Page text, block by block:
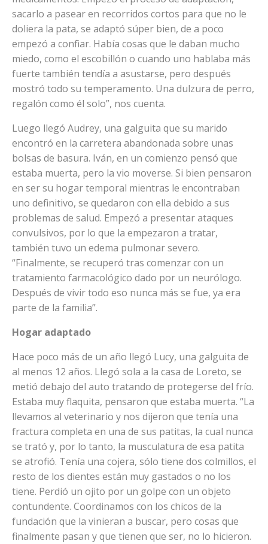
sacarlo a pasear en recorridos cortos para que no le
doliera la pata, se adaptó súper bien, de a poco
empezó a confiar. Había cosas que le daban mucho
miedo, como el escobillón o cuando uno hablaba más
fuerte también tendía a asustarse, pero después
mostró todo su temperamento. Una dulzura de perro,
regalón como él solo”, nos cuenta.
Luego llegó Audrey, una galguita que su marido
encontró en la carretera abandonada sobre unas
bolsas de basura. Iván, en un comienzo pensó que
estaba muerta, pero la vio moverse. Si bien pensaron
en ser su hogar temporal mientras le encontraban
uno definitivo, se quedaron con ella debido a sus
problemas de salud. Empezó a presentar ataques
convulsivos, por lo que la empezaron a tratar,
también tuvo un edema pulmonar severo.
“Finalmente, se recuperó tras comenzar con un
tratamiento farmacológico dado por un neurólogo.
Después de vivir todo eso nunca más se fue, ya era
parte de la familia”.
Hogar adaptado
Hace poco más de un año llegó Lucy, una galguita de
al menos 12 años. Llegó sola a la casa de Loreto, se
metió debajo del auto tratando de protegerse del frío.
Estaba muy flaquita, pensaron que estaba muerta. “La
llevamos al veterinario y nos dijeron que tenía una
fractura completa en una de sus patitas, la cual nunca
se trató y, por lo tanto, la musculatura de esa patita
se atrofió. Tenía una cojera, sólo tiene dos colmillos, el
resto de los dientes están muy gastados o no los
tiene. Perdió un ojito por un golpe con un objeto
contundente. Coordinamos con los chicos de la
fundación que la vinieran a buscar, pero cosas que
finalmente pasan y que tienen que ser, no lo hicieron.